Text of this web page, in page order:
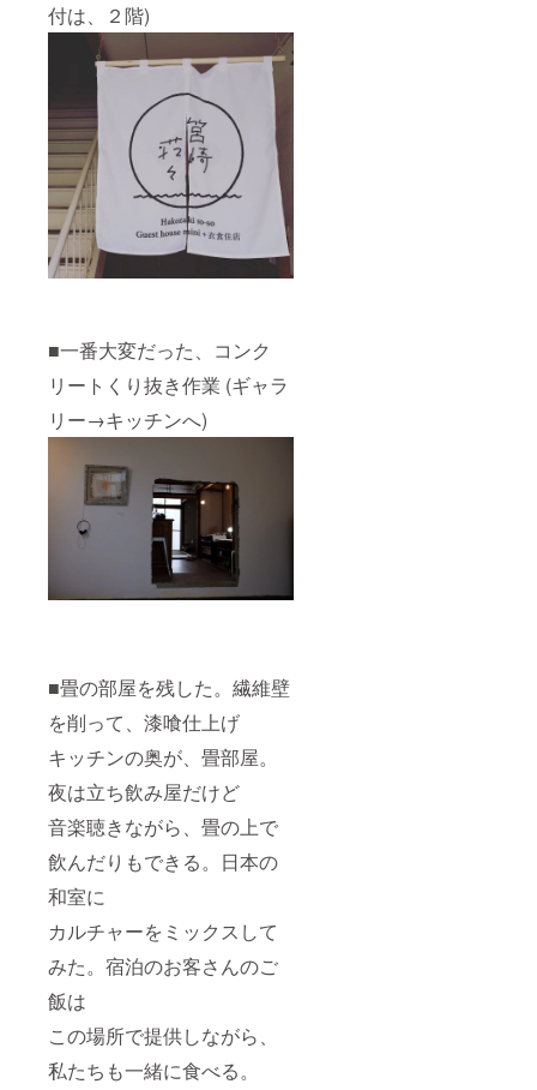
付は、２階)
■一番大変だった、コンク
リートくり抜き作業 (ギャラ
リー→キッチンへ)
■畳の部屋を残した。繊維壁
を削って、漆喰仕上げ
キッチンの奥が、畳部屋。
夜は立ち飲み屋だけど
音楽聴きながら、畳の上で
飲んだりもできる。日本の
和室に
カルチャーをミックスして
みた。宿泊のお客さんのご
飯は
この場所で提供しながら、
私たちも一緒に食べる。